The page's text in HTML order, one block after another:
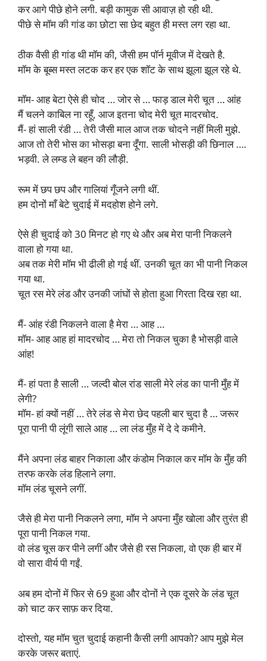
कर आगे पीछे होने लगी. बड़ी कामुक सी आवाज़ हो रही थी.
पीछे से मॉम की गांड का छोटा सा छेद बहुत ही मस्त लग रहा था.
ठीक वैसी ही गांड थी मॉम की, जैसी हम पॉर्न मूवीज में देखते है.
मॉम के बूब्स मस्त लटक कर हर एक शॉट के साथ झूला झूल रहे थे.
मॉम- आह बेटा ऐसे ही चोद … जोर से … फाड़ डाल मेरी चूत … आंह
मैं चलने काबिल ना रहूँ, आज इतना चोद मेरी चूत मादरचोद.
मैं- हां साली रंडी … तेरी जैसी माल आज तक चोदने नहीं मिली मुझे.
आज तो तेरी भोस का भोसड़ा बना दूँगा. साली भोसड़ी की छिनाल ….
भड़वी. ले लम्ड ले बहन की लौड़ी.
रूम में छप छप और गालियां गूँजने लगी थीं.
हम दोनों माँ बेटे चुदाई में मदहोश होने लगे.
ऐसे ही चुदाई को 30 मिनट हो गए थे और अब मेरा पानी निकलने
वाला हो गया था.
अब तक मेरी मॉम भी ढीली हो गई थीं. उनकी चूत का भी पानी निकल
गया था.
चूत रस मेरे लंड और उनकी जांघों से होता हुआ गिरता दिख रहा था.
मैं- आंह रंडी निकलने वाला है मेरा … आह …
मॉम- आह आह हां मादरचोद … मेरा तो निकल चुका है भोसड़ी वाले
आंह!
मैं- हां पता है साली … जल्दी बोल रांड साली मेरे लंड का पानी मुँह में
लेगी?
मॉम- हां क्यों नहीं … तेरे लंड से मेरा छेद पहली बार चुदा है … जरूर
पूरा पानी पी लूंगी साले आह … ला लंड मुँह में दे दे कमीने.
मैंने अपना लंड बाहर निकाला और कंडोम निकाल कर मॉम के मुँह की
तरफ करके लंड हिलाने लगा.
मॉम लंड चूसने लगीं.
जैसे ही मेरा पानी निकलने लगा, मॉम ने अपना मुँह खोला और तुरंत ही
पूरा पानी निकल गया.
वो लंड चूस कर पीने लगीं और जैसे ही रस निकला, वो एक ही बार में
वो सारा वीर्य पी गईं.
अब हम दोनों में फिर से 69 हुआ और दोनों ने एक दूसरे के लंड चूत
को चाट कर साफ़ कर दिया.
दोस्तो, यह मॉम चुत चुदाई कहानी कैसी लगी आपको? आप मुझे मेल
करके जरूर बताएं.